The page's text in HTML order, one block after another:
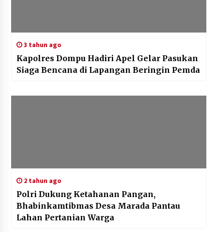
3 tahun ago
Kapolres Dompu Hadiri Apel Gelar Pasukan
Siaga Bencana di Lapangan Beringin Pemda
2 tahun ago
Polri Dukung Ketahanan Pangan,
Bhabinkamtibmas Desa Marada Pantau
Lahan Pertanian Warga